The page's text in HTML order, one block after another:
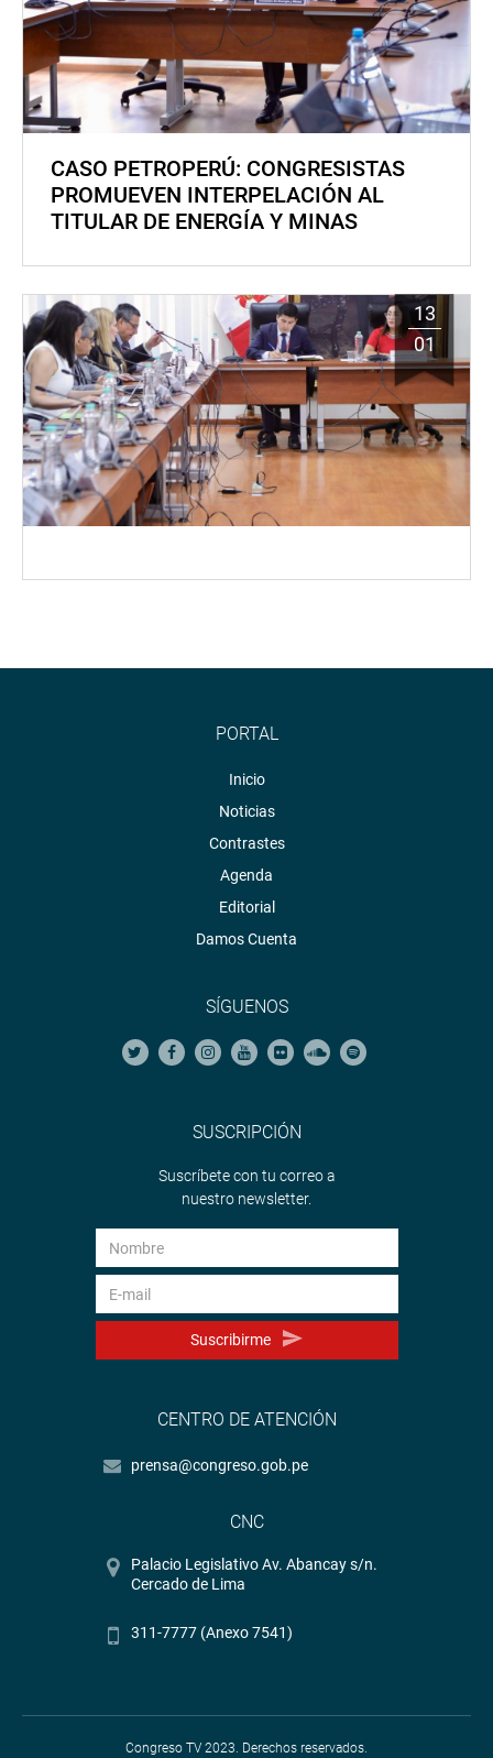
CASO PETROPERÚ: CONGRESISTAS
PROMUEVEN INTERPELACIÓN AL
TITULAR DE ENERGÍA Y MINAS
13
01
PORTAL
Inicio
Noticias
Contrastes
Agenda
Editorial
Damos Cuenta
SÍGUENOS
SUSCRIPCIÓN
Suscríbete con tu correo a
nuestro newsletter.
Suscribirme
CENTRO DE ATENCIÓN
prensa@congreso.gob.pe
CNC
Palacio Legislativo Av. Abancay s/n.
Cercado de Lima
311-7777 (Anexo 7541)
Congreso TV 2023. Derechos reservados.